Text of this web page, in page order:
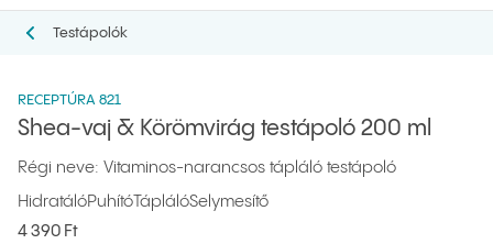
Termékek
Testápolás
Testápolók
Shea-vaj & Körömvirág testápoló 200 ml
RECEPTÚRA 821
Shea-vaj & Körömvirág testápoló 200 ml
Régi neve: Vitaminos-narancsos tápláló testápoló
HidratálóPuhító TáplálóSelymesítő
4 390 Ft